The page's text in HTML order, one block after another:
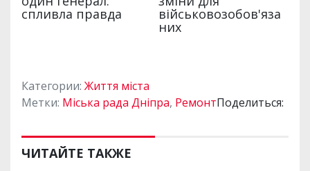
Категории: Життя міста
Метки: Міська рада Дніпра, РемонтПоделиться:
ЧИТАЙТЕ ТАКЖЕ